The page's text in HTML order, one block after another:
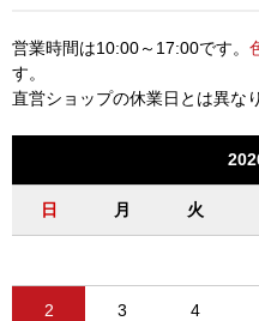
営業時間は10:00～17:00です。
す。
直営ショップの休業日とは異な
日 月 火
2 3 4